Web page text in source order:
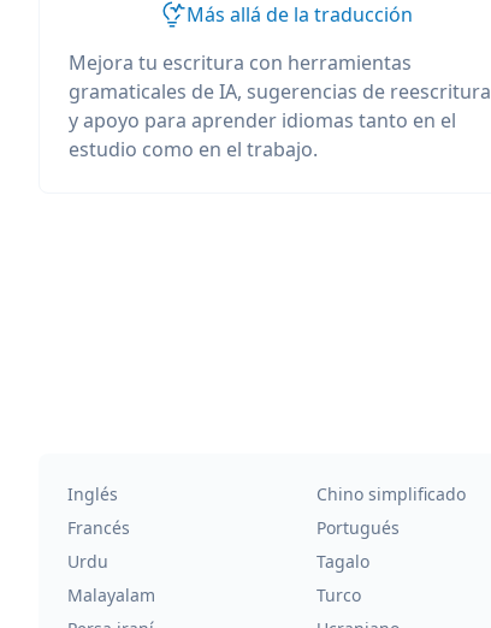
Más allá de la traducción
Mejora tu escritura con herramientas
gramaticales de IA, sugerencias de reescritura
y apoyo para aprender idiomas tanto en el
estudio como en el trabajo.
Inglés Chino simplificado
Francés
Portugués
Urdu
Tagalo
Malayalam
Turco